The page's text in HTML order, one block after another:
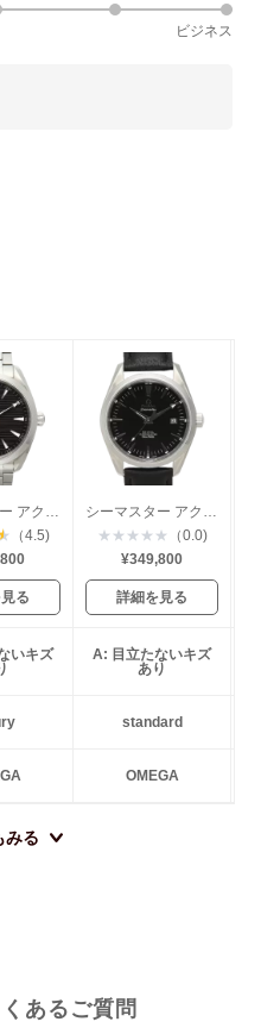
ビジネス
（4.5)
る
★ ★ ★ ★ ★
（0.0)
¥349,800
詳細を見る
いキズ
A: 目立たないキズ
あり
standard
OMEGA
みる
あるご質問